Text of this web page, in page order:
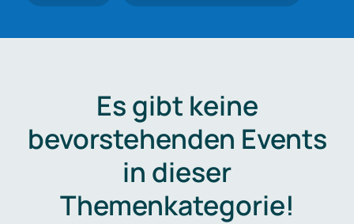
Es gibt keine
bevorstehenden Events
in dieser
Themenkategorie!